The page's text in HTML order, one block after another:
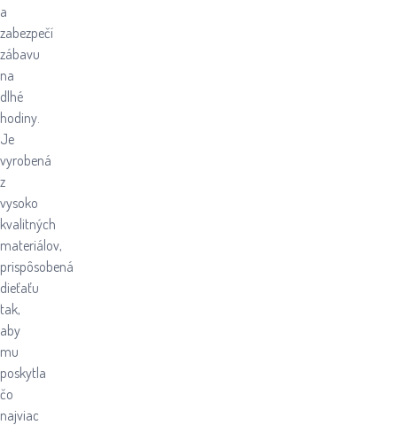
a
zabezpečí
zábavu
na
dlhé
hodiny.
Je
vyrobená
z
vysoko
kvalitných
materiálov,
prispôsobená
dieťaťu
tak,
aby
mu
poskytla
čo
najviac